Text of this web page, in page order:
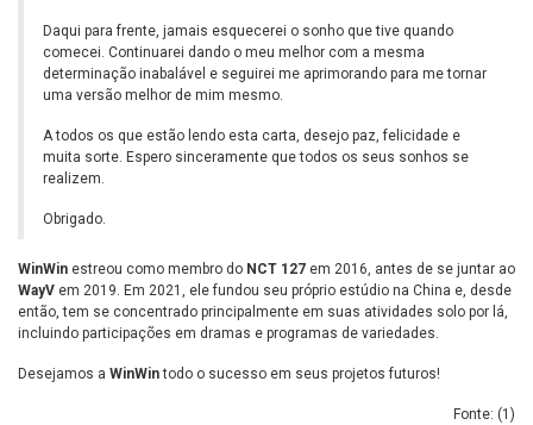
Daqui para frente, jamais esquecerei o sonho que tive quando
comecei. Continuarei dando o meu melhor com a mesma
determinação inabalável e seguirei me aprimorando para me tornar
uma versão melhor de mim mesmo.
A todos os que estão lendo esta carta, desejo paz, felicidade e
muita sorte. Espero sinceramente que todos os seus sonhos se
realizem.
Obrigado.
WinWin estreou como membro do NCT 127 em 2016, antes de se juntar ao
WayV em 2019. Em 2021, ele fundou seu próprio estúdio na China e, desde
então, tem se concentrado principalmente em suas atividades solo por lá,
incluindo participações em dramas e programas de variedades.
Desejamos a WinWintodo o sucesso em seus projetos futuros!
Fonte: (1 )